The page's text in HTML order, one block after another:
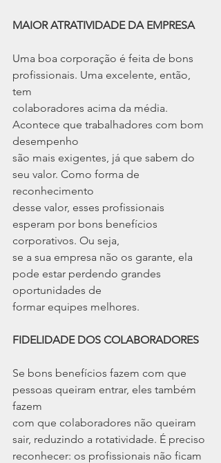
MAIOR ATRATIVIDADE DA EMPRESA
Uma boa corporação é feita de bons
profissionais. Uma excelente, então,
tem
colaboradores acima da média.
Acontece que trabalhadores com bom
desempenho
são mais exigentes, já que sabem do
seu valor. Como forma de
reconhecimento
desse valor, esses profissionais
esperam por bons benefícios
corporativos. Ou seja,
se a sua empresa não os garante, ela
pode estar perdendo grandes
oportunidades de
formar equipes melhores.
FIDELIDADE DOS COLABORADORES
Se bons benefícios fazem com que
pessoas queiram entrar, eles também
fazem
com que colaboradores não queiram
sair, reduzindo a rotatividade. É preciso
reconhecer: os profissionais não ficam